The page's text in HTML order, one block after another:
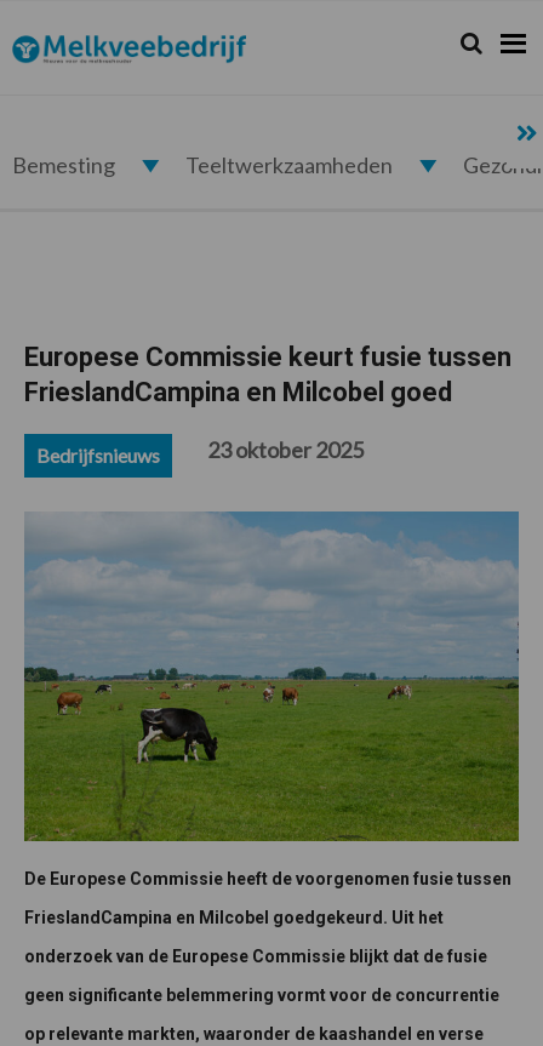
de
hoofdnavigatie
de
hoofd
de
eerste
de
voettekst
Melkveebedrijf.nl Zoeken...
Zoek
Bemesting Teeltwerkzaamheden
Europese Commissie keurt fusie tussen
FrieslandCampina en Milcobel goed
Bedrijfsnieuws 23 oktober 2025
De Europese Commissie heeft de voorgenomen fusie tussen
FrieslandCampina en Milcobel goedgekeurd. Uit het
onderzoek van de Europese Commissie blijkt dat de fusie
geen significante belemmering vormt voor de concurrentie
op relevante markten, waaronder de kaashandel en verse